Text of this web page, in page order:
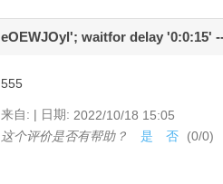
eOEWJOyl'; waitfor delay '0:0:15'
555
来自: | 日期: 2022/10/18 15:05
这个评价是否有帮助？
是 否 (0/0)